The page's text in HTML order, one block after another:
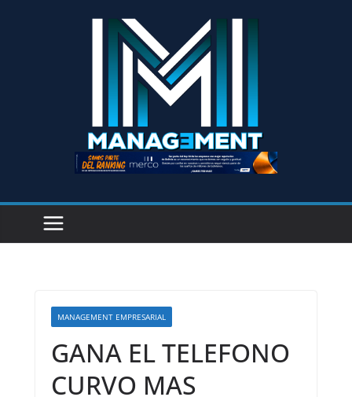
MANAGEMENT EMPRESARIAL
GANA EL TELEFONO
CURVO MAS